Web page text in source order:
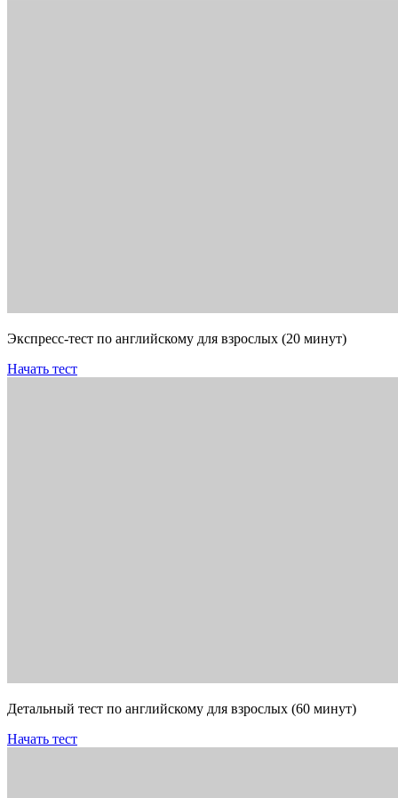
Экспресс-тест по английскому для взрослых (20 минут)
Начать тест
Детальный тест по английскому для взрослых (60 минут)
Начать тест